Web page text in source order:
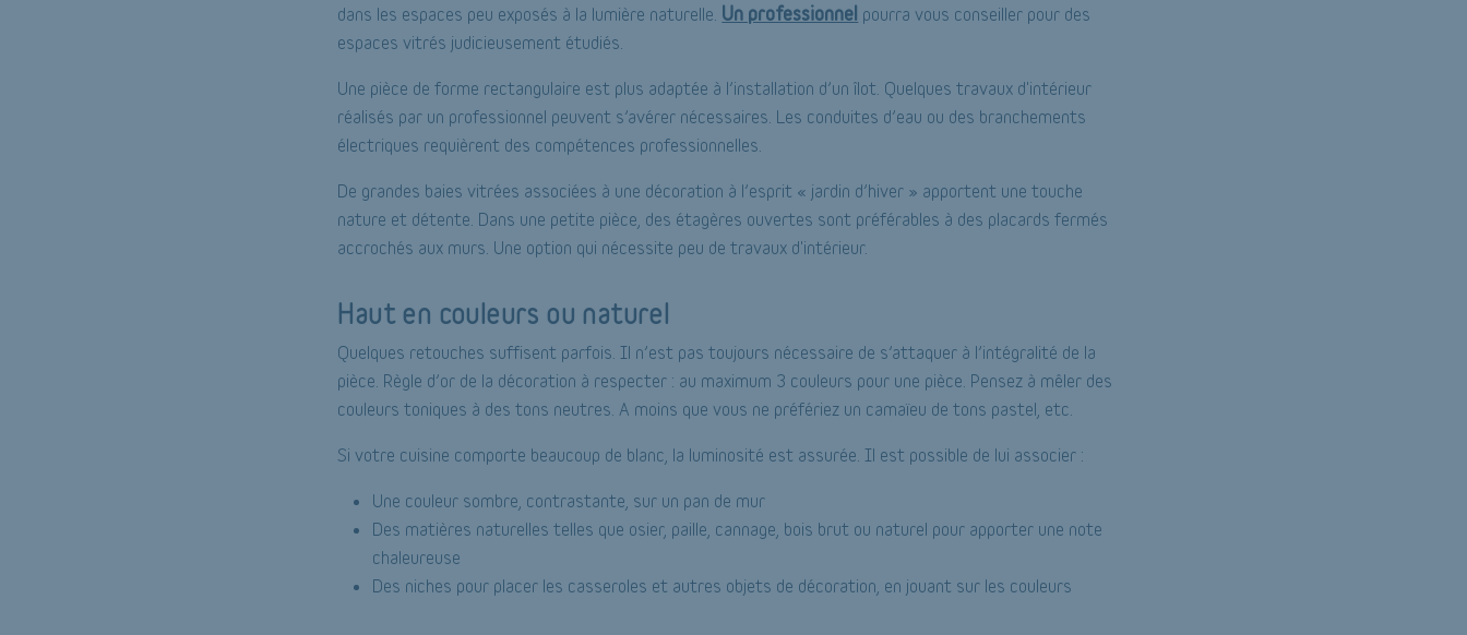
dans les espaces peu exposés à la lumière naturelle. Un professionnel pourra vous conseiller pour des
espaces vitrés judicieusement étudiés.
Une pièce de forme rectangulaire est plus adaptée à l’installation d’un îlot. Quelques travaux d'intérieur
réalisés par un professionnel peuvent s’avérer nécessaires. Les conduites d’eau ou des branchements
électriques requièrent des compétences professionnelles.
De grandes baies vitrées associées à une décoration à l’esprit « jardin d’hiver » apportent une touche
nature et détente. Dans une petite pièce, des étagères ouvertes sont préférables à des placards fermés
accrochés aux murs. Une option qui nécessite peu de travaux d'intérieur.
Haut en couleurs ou naturel
Quelques retouches suffisent parfois. Il n’est pas toujours nécessaire de s’attaquer à l’intégralité de la
pièce. Règle d’or de la décoration à respecter : au maximum 3 couleurs pour une pièce. Pensez à mêler des
couleurs toniques à des tons neutres. A moins que vous ne préfériez un camaïeu de tons pastel, etc.
Si votre cuisine comporte beaucoup de blanc, la luminosité est assurée. Il est possible de lui associer :
Une couleur sombre, contrastante, sur un pan de mur
Des matières naturelles telles que osier, paille, cannage, bois brut ou naturel pour apporter une note
chaleureuse
Des niches pour placer les casseroles et autres objets de décoration, en jouant sur les couleurs